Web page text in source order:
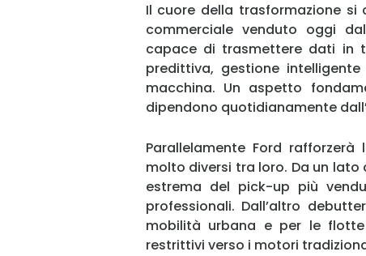
Il cuore della trasformazione si
commerciale venduto oggi
capace di trasmettere dati in
predittiva, gestione
macchina. Un aspetto
dipendono quotidianamente
Parallelamente Ford
molto diversi tra loro. Da un lato
estrema del pick-up più
professionali. Dall’altro
mobilità urbana e per le
restrittivi verso i motori